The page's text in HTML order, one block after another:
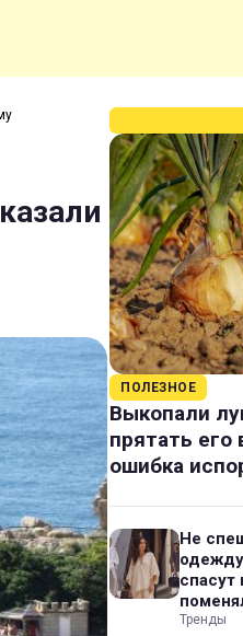
ПОЛЕЗНОЕ
Выкопали
прятать его
ошибка
Не
спасут
Тренды